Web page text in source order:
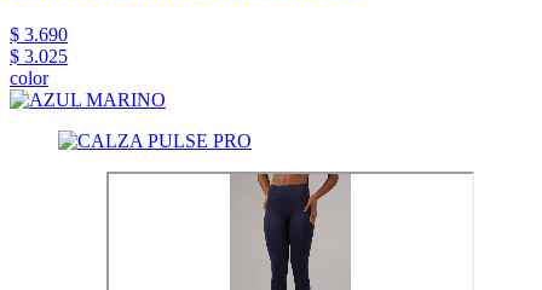
$ 3.690
$ 3.025
color